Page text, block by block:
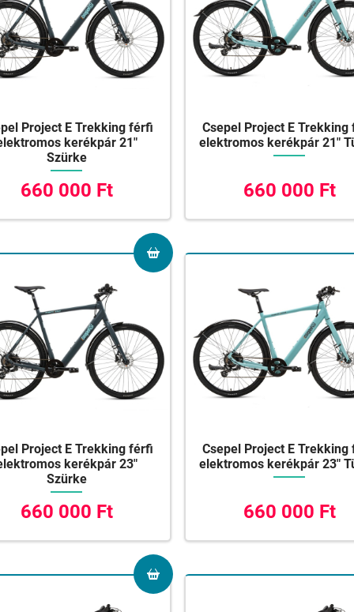
Project E Trekking férfi
kerékpár 21"
Szürke
660 000 Ft
Csepel Project E
elektromos kerékpár 21"
660 000 Ft
Project E Trekking férfi
kerékpár 23"
Szürke
660 000 Ft
Csepel Project E
elektromos kerékpár 23"
660 000 Ft